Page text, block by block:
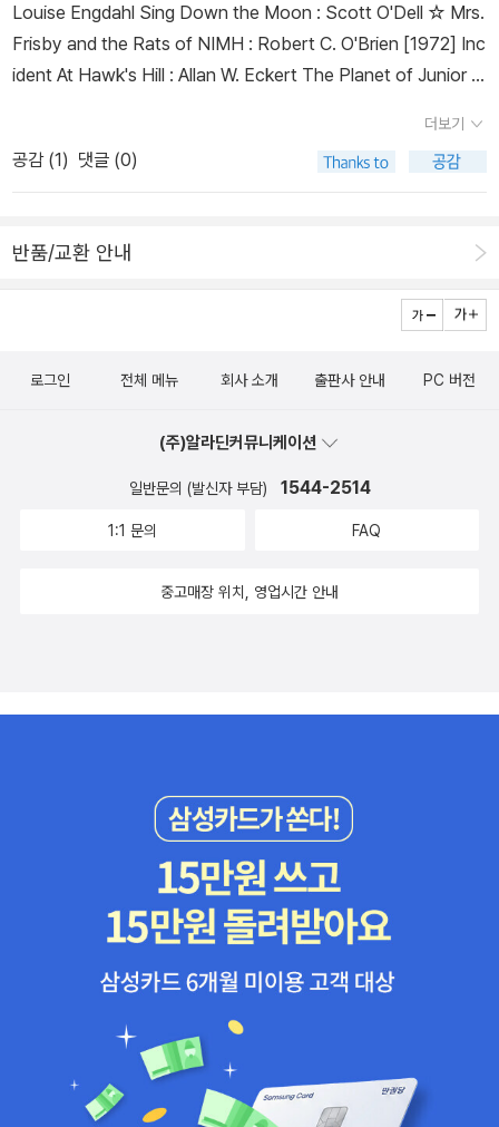
Louise Engdahl Sing Down the Moon : Scott O'Dell ☆ Mrs.
Frisby and the Rats of NIMH : Robert C. O'Brien [1972] Inc
ident At Hawk's Hill : Allan W. Eckert The Planet of Junior B
pid : Zilpha Keatley Snyder ☆ Julie of the Wolves : Jean Cr
aighead George [1973] Frog and Toad Together : Arnold L
Worm : Zilpha Keatley Snyder ☆ The Slave Dancer : Paula
ollier & Christopher Collier The Perilous Gard ; Elizabeth Ma
ne ☆ The Grey King: Susan Cooper [1976] The Hundred P
enny Box : Sharon Bell Mathis Dragonwings : Laurence Ye
amona and Her Father : Beverly Cleary Anpao: An America
더보기
공감 (1) 댓글 (0)
반품/교환 안내
로그인 전체 메뉴 회사 소개 출판사 안내 PC 버전
(주)알라딘커뮤니케이션
일반문의 (발신자 부담) 1544-2514
1:1 문의 FAQ
중고매장 위치, 영업시간 안내